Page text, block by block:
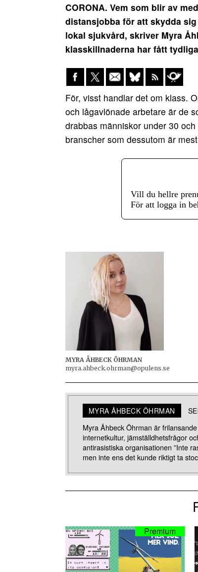
CORONA. Vem som blir av
distansjobba för att skydda
lokal sjukvård, skriver Myra
klasskillnaderna har fått
För, visst handlar det om klass.
och lågavlönade arbetare är de
drabbas människor under 30
branscher som dessutom är
Vill du hellre
För att logga in
MYRA ÅHBECK ÖHRMAN
myra.ahbeck.ohrman@opulens.se
MYRA ÅHBECK ÖHRMAN
Myra Åhbeck Öhrman är
internetkultur, jämställdhetsfrågor
antirasistiska organisationen ”Inte
men inte ens det kunde riktigt ta